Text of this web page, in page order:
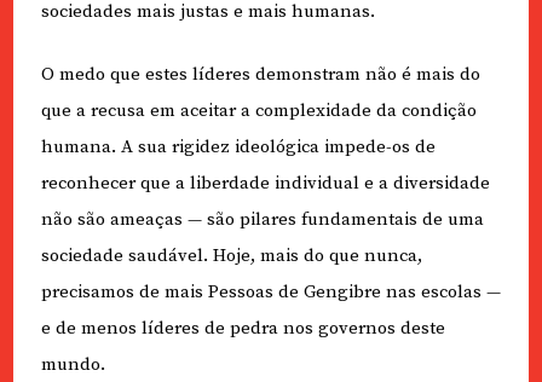
sociedades mais justas e mais humanas.
O medo que estes líderes demonstram não é mais do
que a recusa em aceitar a complexidade da condição
humana. A sua rigidez ideológica impede-os de
reconhecer que a liberdade individual e a diversidade
não são ameaças — são pilares fundamentais de uma
sociedade saudável. Hoje, mais do que nunca,
precisamos de mais Pessoas de Gengibre nas escolas —
e de menos líderes de pedra nos governos deste
mundo.